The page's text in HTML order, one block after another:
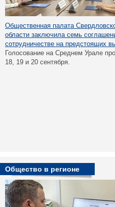
Общественная палата
области заключила семь
сотрудничестве на предстоящих
Голосование на Среднем Урале
18, 19 и 20 сентября.
Общество в регионе